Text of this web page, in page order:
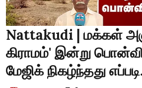
Nattakudi | மக்கள்
கிராமம்' இன்று
மேஜிக் நிகழ்ந்தது